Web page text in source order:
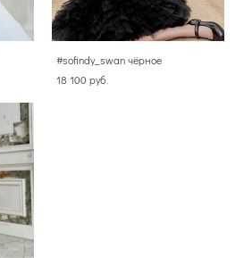
#sofindy_swan чёрное
18 100 pуб.